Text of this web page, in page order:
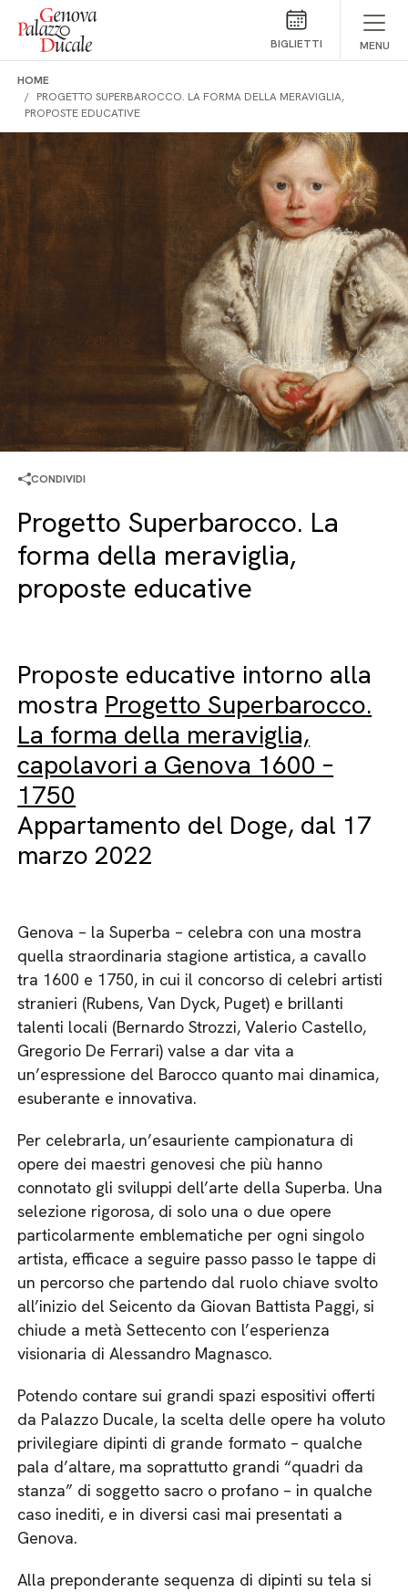
Salta al contenuto
BIGLIETTI MENU
HOME
PROGETTO SUPERBAROCCO. LA FORMA DELLA MERAVIGLIA,
PROPOSTE EDUCATIVE
CONDIVIDI
Progetto Superbarocco. La
forma della meraviglia,
proposte educative
Proposte educative intorno alla
mostra Progetto Superbarocco.
La forma della meraviglia,
capolavori a Genova 1600 –
1750
Appartamento del Doge, dal 17
marzo 2022
Genova – la Superba – celebra con una mostra
quella straordinaria stagione artistica, a cavallo
tra 1600 e 1750, in cui il concorso di celebri artisti
stranieri (Rubens, Van Dyck, Puget) e brillanti
talenti locali (Bernardo Strozzi, Valerio Castello,
Gregorio De Ferrari) valse a dar vita a
un’espressione del Barocco quanto mai dinamica,
esuberante e innovativa.
Per celebrarla, un’esauriente campionatura di
opere dei maestri genovesi che più hanno
connotato gli sviluppi dell’arte della Superba. Una
selezione rigorosa, di solo una o due opere
particolarmente emblematiche per ogni singolo
artista, efficace a seguire passo passo le tappe di
un percorso che partendo dal ruolo chiave svolto
all’inizio del Seicento da Giovan Battista Paggi, si
chiude a metà Settecento con l’esperienza
visionaria di Alessandro Magnasco.
Potendo contare sui grandi spazi espositivi offerti
da Palazzo Ducale, la scelta delle opere ha voluto
privilegiare dipinti di grande formato – qualche
pala d’altare, ma soprattutto grandi “quadri da
stanza” di soggetto sacro o profano – in qualche
caso inediti, e in diversi casi mai presentati a
Genova.
Alla preponderante sequenza di dipinti su tela si